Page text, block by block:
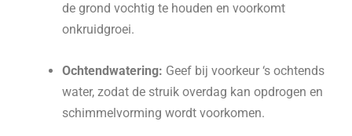
de grond vochtig te houden en voorkomt
onkruidgroei.
Ochtendwatering: Geef bij voorkeur ‘s ochtends
water, zodat de struik overdag kan opdrogen en
schimmelvorming wordt voorkomen.